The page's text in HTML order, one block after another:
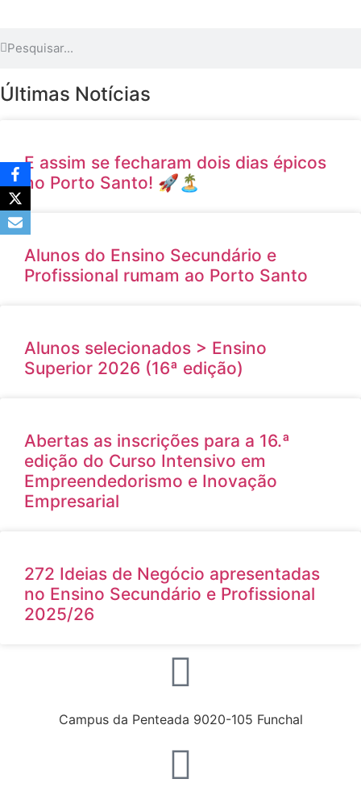
Últimas Notícias
E assim se fecharam dois dias épicos
no Porto Santo! 🚀🏝️
Alunos do Ensino Secundário e
Profissional rumam ao Porto Santo
Alunos selecionados > Ensino
Superior 2026 (16ª edição)
Abertas as inscrições para a 16.ª
edição do Curso Intensivo em
Empreendedorismo e Inovação
Empresarial
272 Ideias de Negócio apresentadas
no Ensino Secundário e Profissional
2025/26
Campus da Penteada 9020-105 Funchal